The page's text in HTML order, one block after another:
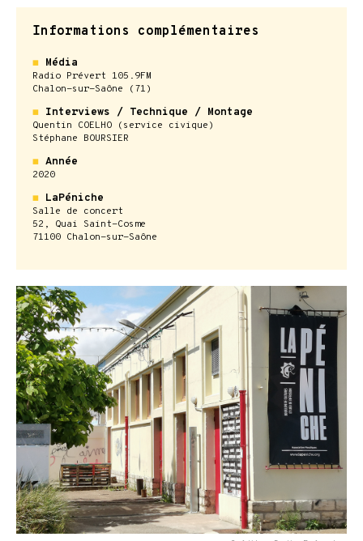
Informations complémentaires
◼ Média
Radio Prévert 105.9FM
Chalon-sur-Saône (71)
◼ Interviews / Technique / Montage
Quentin COELHO (service civique)
Stéphane BOURSIER
◼ Année
2020
◼ LaPéniche
Salle de concert
52, Quai Saint-Cosme
71100 Chalon-sur-Saône